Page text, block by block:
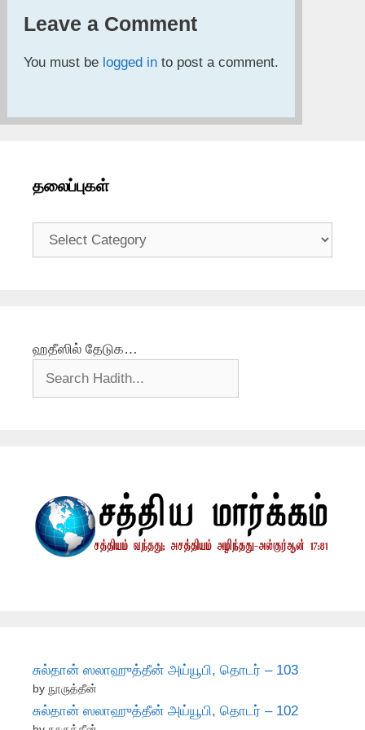
Leave a Comment
You must be logged in to post a comment.
தலைப்புகள்
தலைப்புகள்
ஹதீஸில் தேடுக…
சுல்தான் ஸலாஹுத்தீன் அய்யூபி, தொடர் – 103
by நூருத்தீன்
சுல்தான் ஸலாஹுத்தீன் அய்யூபி, தொடர் – 102